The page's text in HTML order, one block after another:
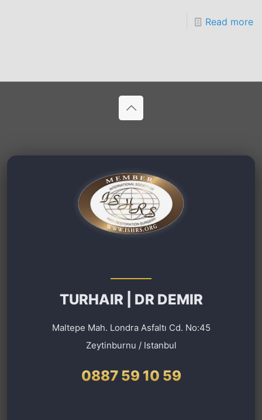
Read more
TURHAIR | DR DEMIR
Maltepe Mah. Londra Asfaltı Cd. No:45
Zeytinburnu / Istanbul
0887 59 10 59